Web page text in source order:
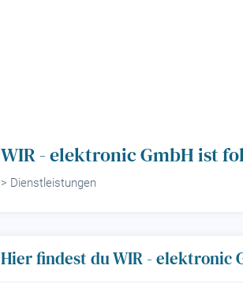
WIR - elektronic GmbH ist
> Dienstleistungen
Hier findest du WIR - elektronic